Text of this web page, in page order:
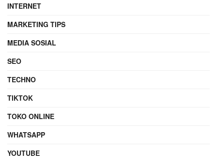
INTERNET
MARKETING TIPS
MEDIA SOSIAL
SEO
TECHNO
TIKTOK
TOKO ONLINE
WHATSAPP
YOUTUBE